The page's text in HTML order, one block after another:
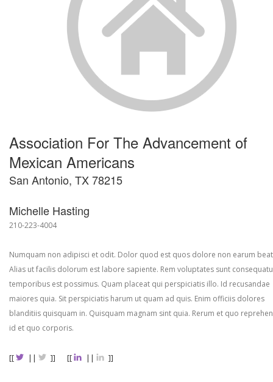
Association For The Advancement of
Mexican Americans
San Antonio, TX 78215
Michelle Hasting
210-223-4004
Numquam non adipisci et odit. Dolor quod est quos dolore non earum
Alias ut facilis dolorum est labore sapiente. Rem voluptates sunt
temporibus est possimus. Quam placeat qui perspiciatis illo. Id recusandae
maiores quia. Sit perspiciatis harum ut quam ad quis. Enim officiis dolores
blanditiis quisquam in. Quisquam magnam sint quia. Rerum et quo
id et quo corporis.
[[ || ]] [[ || ]]